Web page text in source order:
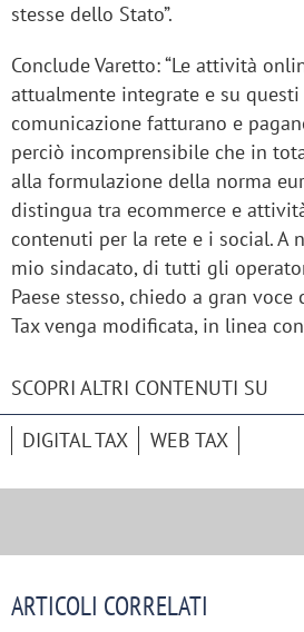
stesse dello Stato”.
Conclude Varetto: “Le attività
attualmente integrate e su
comunicazione fatturano e
perciò incomprensibile che in
alla formulazione della norma
distingua tra ecommerce e
contenuti per la rete e i social. A
mio sindacato, di tutti gli
Paese stesso, chiedo a gran
Tax venga modificata, in linea
SCOPRI ALTRI CONTENUTI SU
DIGITAL TAX WEB TAX
ARTICOLI CORRELATI